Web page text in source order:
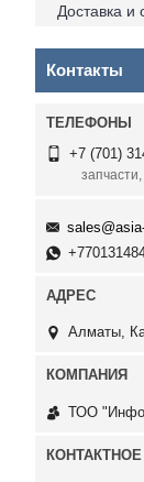
Доставка и
Контакты
+7 (701)
Алматы,
ТОО